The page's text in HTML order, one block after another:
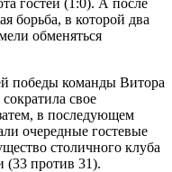
борьба, в которой два
обменяться
победы команды Витора
свое
в последующем
очередные гостевые
столичного клуба
(33 против 31).